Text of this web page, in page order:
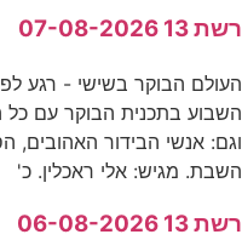
רשת 13 07-08-2026
השבוע בתכנית הבוקר עם כל
וגם: אנשי הבידור האהובים,
השבת. מגיש: אלי ראכלין. כ'
רשת 13 06-08-2026